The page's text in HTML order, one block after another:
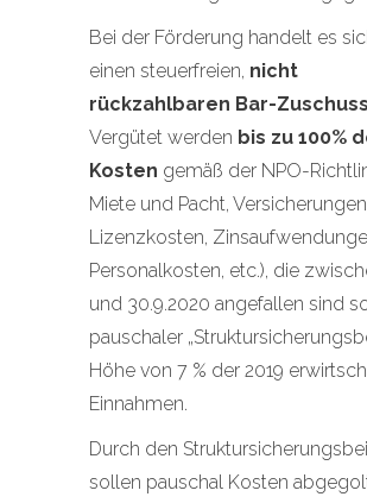
Bei der Förderung handelt es
einen steuerfreien, nicht
rückzahlbaren Bar-Zuschuss
Vergütet werden bis zu 100%
Kosten gemäß der NPO-
Miete und Pacht,
Lizenzkosten,
Personalkosten, etc.), die
und 30.9.2020 angefallen sind
pauschaler
Höhe von 7 % der 2019
Einnahmen.
Durch den
sollen pauschal Kosten